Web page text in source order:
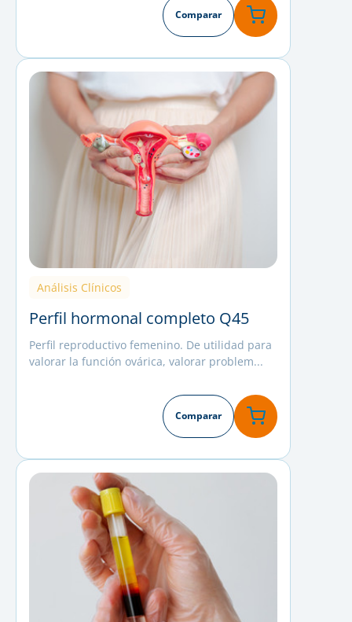
Comparar
Análisis Clínicos
Perfil hormonal completo Q45
Perfil reproductivo femenino. De utilidad para
valorar la función ovárica, valorar problem...
Comparar